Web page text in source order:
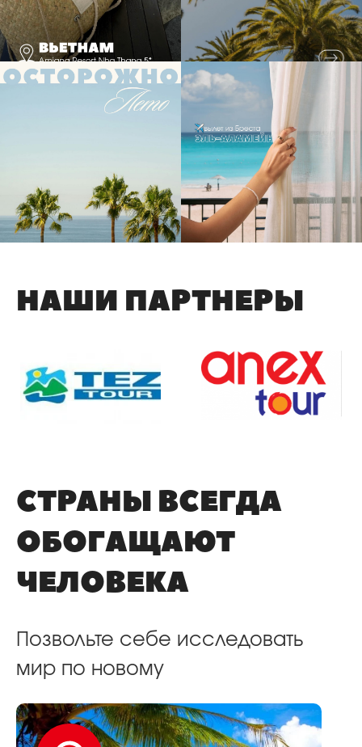
29
НАШИ ПАРТНЕРЫ
СТРАНЫ ВСЕГДА
ОБОГАЩАЮТ
ЧЕЛОВЕКА
Позвольте себе исследовать
мир по новому